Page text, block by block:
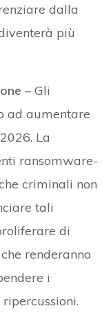
dalla
più
– Gli
ad aumentare
La
ransomware-
criminali non
tali
di
renderanno
i